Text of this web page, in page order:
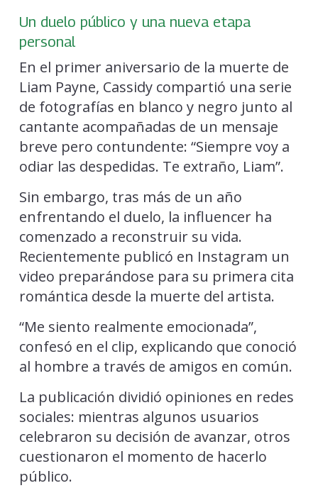
Un duelo público y una nueva etapa
personal
En el primer aniversario de la muerte de
Liam Payne, Cassidy compartió una serie
de fotografías en blanco y negro junto al
cantante acompañadas de un mensaje
breve pero contundente: “Siempre voy a
odiar las despedidas. Te extraño, Liam”.
Sin embargo, tras más de un año
enfrentando el duelo, la influencer ha
comenzado a reconstruir su vida.
Recientemente publicó en Instagram un
video preparándose para su primera cita
romántica desde la muerte del artista.
“Me siento realmente emocionada”,
confesó en el clip, explicando que conoció
al hombre a través de amigos en común.
La publicación dividió opiniones en redes
sociales: mientras algunos usuarios
celebraron su decisión de avanzar, otros
cuestionaron el momento de hacerlo
público.